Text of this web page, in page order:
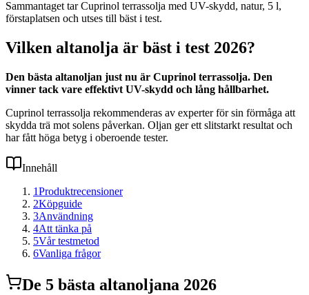
Sammantaget tar Cuprinol terrassolja med UV-skydd, natur, 5 l,
förstaplatsen och utses till bäst i test.
Vilken altanolja är bäst i test 2026?
Den bästa altanoljan just nu är Cuprinol terrassolja. Den
vinner tack vare effektivt UV-skydd och lång hållbarhet.
Cuprinol terrassolja rekommenderas av experter för sin förmåga att
skydda trä mot solens påverkan. Oljan ger ett slitstarkt resultat och
har fått höga betyg i oberoende tester.
Innehåll
1Produktrecensioner
2Köpguide
3Användning
4Att tänka på
5Vår testmetod
6Vanliga frågor
De 5 bästa altanoljana 2026